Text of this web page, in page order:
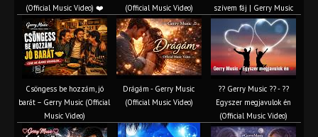
(Official Music Video) ❤️
(Official Music Video)
szívem fáj | Gerry Music
Csöngess be hozzám, jó
barát – Gerry Music (Official
Music Video)
Drágám - Gerry Music
(Official Music Video)
?? Gerry Music ?? - ??
Egyszer megjavulok én
(Official Music Video)